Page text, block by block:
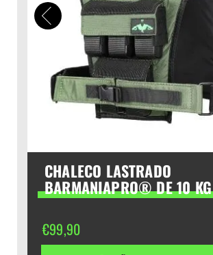
CHALECO LASTRADO
BARMANIAPRO® DE 10 KG
€99,90